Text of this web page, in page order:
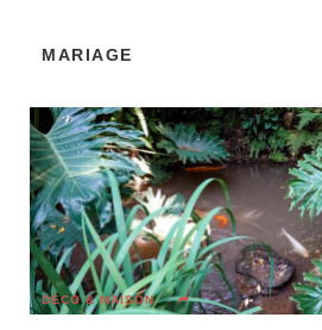
MARIAGE
DÉCO & MAISON